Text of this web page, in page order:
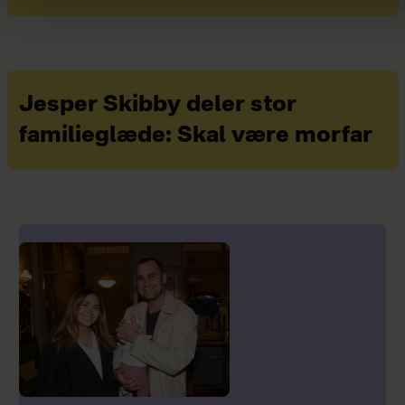
Jesper Skibby deler stor
familieglæde: Skal være morfar